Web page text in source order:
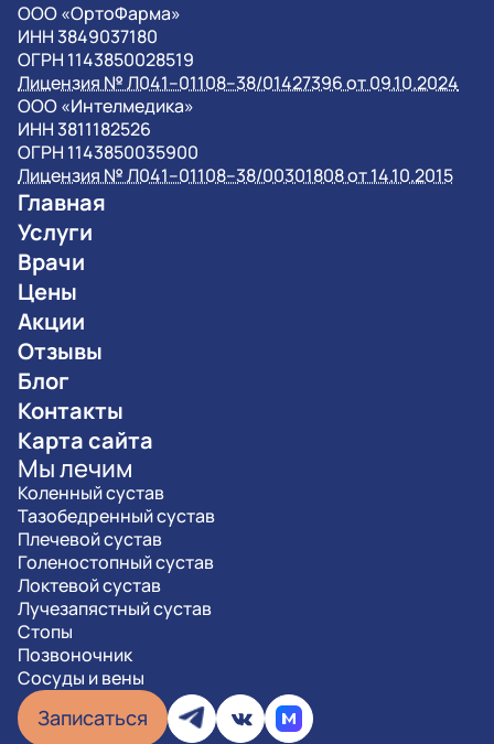
OOO «ОртоФарма»
ИНН 3849037180
ОГРН 1143850028519
Лицензия № Л041–01108–38/01427396 от 09.10.2024
OOO «Интелмедика»
ИНН 3811182526
ОГРН 1143850035900
Лицензия № Л041–01108–38/00301808 от 14.10.2015
Главная
Услуги
Врачи
Цены
Акции
Отзывы
Блог
Контакты
Карта сайта
Мы лечим
Коленный сустав
Тазобедренный сустав
Плечевой сустав
Голеностопный сустав
Локтевой сустав
Лучезапястный сустав
Стопы
Позвоночник
Сосуды и вены
Записаться